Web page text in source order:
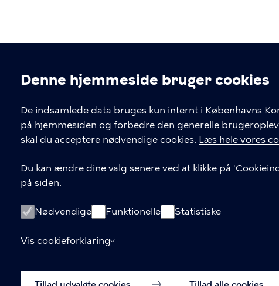
Denne hjemmeside bruger cookies
De indsamlede data bruges kun internt i Københavns
på hjemmesiden og forbedre den generelle
skal du acceptere nødvendige cookies. Læs hele vores
Du kan ændre dine valg senere ved at klikke på
på siden.
Nødvendige Funktionelle Statistiske
Vis cookieforklaring
Kontakt Københavns Kommune
T
33 66 33 66
CVR-nummer64942212